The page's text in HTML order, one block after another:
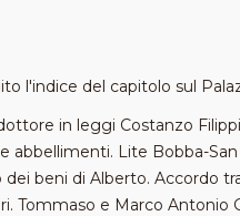
l'indice del capitolo sul
in leggi Costanzo
Lite Bobba-
beni di Alberto. Accordo
Tommaso e Marco